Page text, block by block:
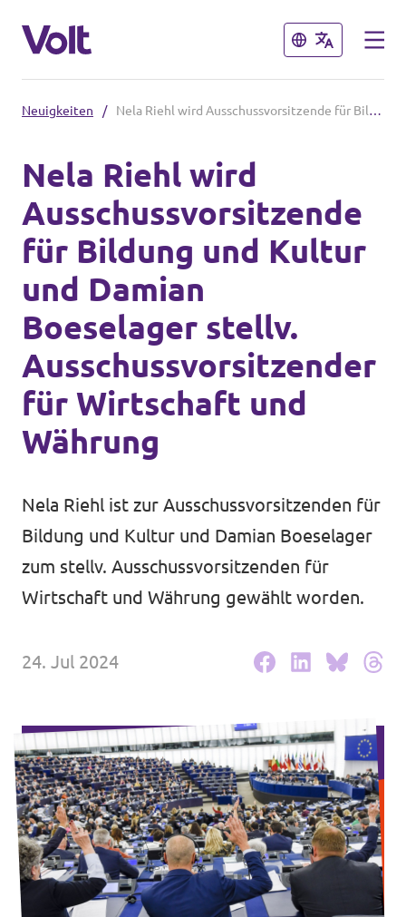
Schließen
Lokale hessische Teams
Hessische Volt-Termine
Volt in Deutschland
Website Volt Deutschland
Volt in deinem Bundesland
Volt Deutschland Merchandise Shop
Schließen
Programm
Über Volt
Menschen
Neuigkeiten
Unsere Events
Kommunalwahl 2026
Mache bei uns mit!
Jobs bei Volt Hessen
Volt vor Ort in Hessen
Neuigkeiten / Nela Riehl wird Ausschussvorsitzende für Bildung und Kultur und Damian Boeselager stellv. Ausschussvorsitzender für Wirtschaft und Währung
Nela Riehl wird
Ausschussvorsitzende
für Bildung und Kultur
und Damian
Boeselager stellv.
Ausschussvorsitzender
für Wirtschaft und
Währung
Nela Riehl ist zur Ausschussvorsitzenden für
Bildung und Kultur und Damian Boeselager
zum stellv. Ausschussvorsitzenden für
Wirtschaft und Währung gewählt worden.
24. Jul 2024